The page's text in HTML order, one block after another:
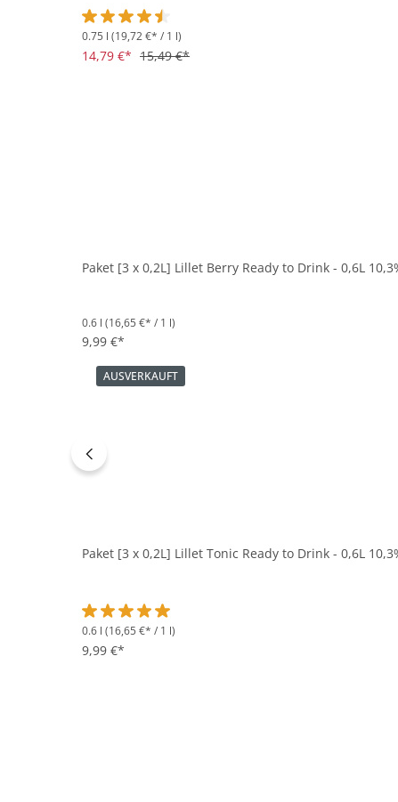
Durchschnittliche Bewertung von 4.6 von 5 Sternen
0.75 l (19,72 €* / 1 l)
14,79 €* 15,49 €*
Paket [3 x 0,2L] Lillet Berry Ready to Drink - 0,6L
0.6 l (16,65 €* / 1 l)
9,99 €*
AUSVERKAUFT
Paket [3 x 0,2L] Lillet Tonic Ready to Drink - 0,6L
Durchschnittliche Bewertung von 5 von 5 Sternen
0.6 l (16,65 €* / 1 l)
9,99 €*